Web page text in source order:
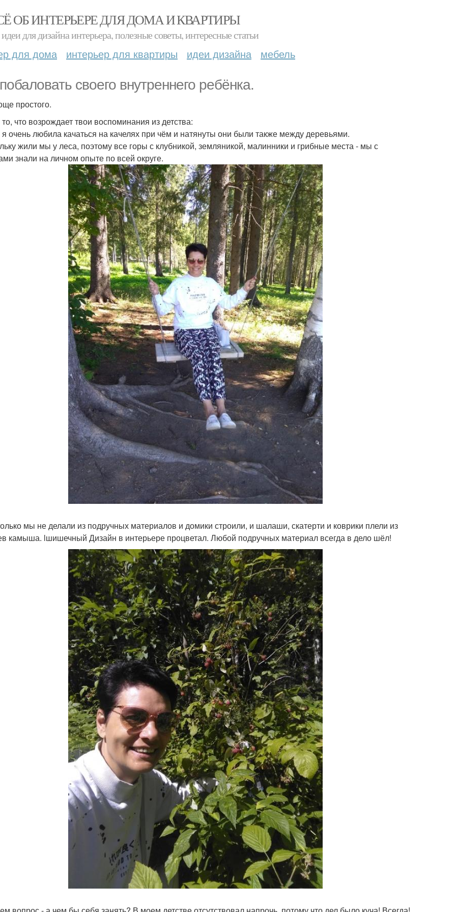
ОБ ИНТЕРЬЕРЕ ДЛЯ ДОМА И КВАРТИРЫ
для дизайна интерьера, полезные советы, интересные статьи
для дома интерьер для квартиры идеи дизайна мебель
своего внутреннего ребёнка.
простого.
что возрождает твои воспоминания из детства:
очень любила качаться на качелях при чём и натянуты они были также между деревьями.
жили мы у леса, поэтому все горы с клубникой, земляникой, малинники и грибные места - мы с
знали на личном опыте по всей округе.
мы не делали из подручных материалов и домики строили, и шалаши, скатерти и коврики плели из
камыша. lшишечный Дизайн в интерьере процветал. Любой подручных материал всегда в дело шёл!